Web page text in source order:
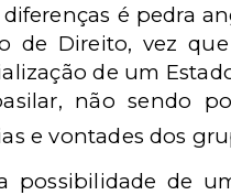
é pedra
de Direito, vez
de um
não sendo
e vontades dos
de